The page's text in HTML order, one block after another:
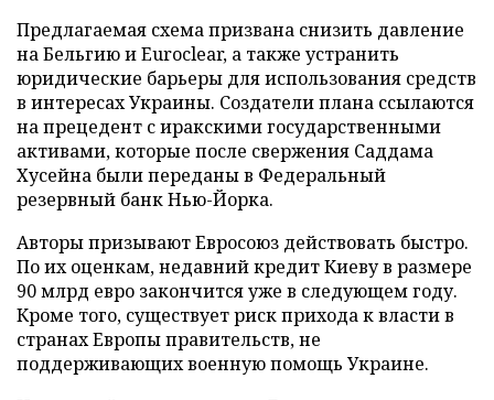
Предлагаемая схема призвана снизить давление
на Бельгию и Euroclear, а также устранить
юридические барьеры для использования средств
в интересах Украины. Создатели плана ссылаются
на прецедент с иракскими государственными
активами, которые после свержения Саддама
Хусейна были переданы в Федеральный
резервный банк Нью-Йорка.
Авторы призывают Евросоюз действовать быстро.
По их оценкам, недавний кредит Киеву в размере
90 млрд евро закончится уже в следующем году.
Кроме того, существует риск прихода к власти в
странах Европы правительств, не
поддерживающих военную помощь Украине.